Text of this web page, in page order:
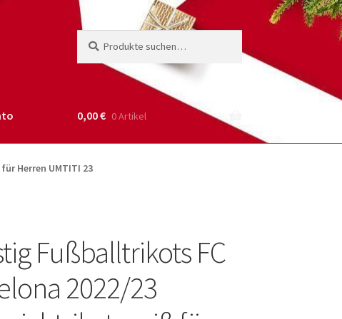
nach:
0,00€ 0 Artikel
Herren UMTITI 23
Fußballtrikots FC
2022/23